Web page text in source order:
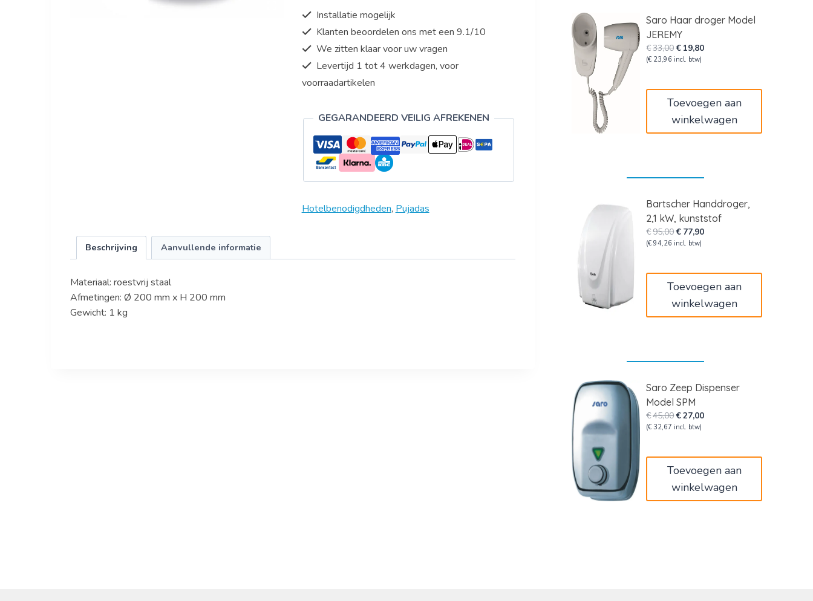
Installatie mogelijk
Klanten beoordelen ons met een 9.1/10
We zitten klaar voor uw vragen
Levertijd 1 tot 4 werkdagen, voor
voorraadartikelen
GEGARANDEERD VEILIG AFREKENEN
Hotelbenodigdheden, Pujadas
Beschrijving Aanvullende informatie
Materiaal: roestvrij staal
Afmetingen: Ø 200 mm x H 200 mm
Gewicht: 1 kg
Saro Haar droger Model
JEREMY
€33,00Oorspronkelijke
prijs
€ 19,80Huidige
(€ 23,96 incl. btw)
Toevoegen aan
winkelwagen
Bartscher Handdroger,
2,1 kW, kunststof
€95,00Oorspronkelijke
prijs
€ 77,90Huidige
(€ 94,26 incl. btw)
Toevoegen aan
winkelwagen
Saro Zeep Dispenser
Model SPM
€45,00Oorspronkelijke
prijs
€27,00Huidige
(€ 32,67 incl. btw)
Toevoegen aan
winkelwagen